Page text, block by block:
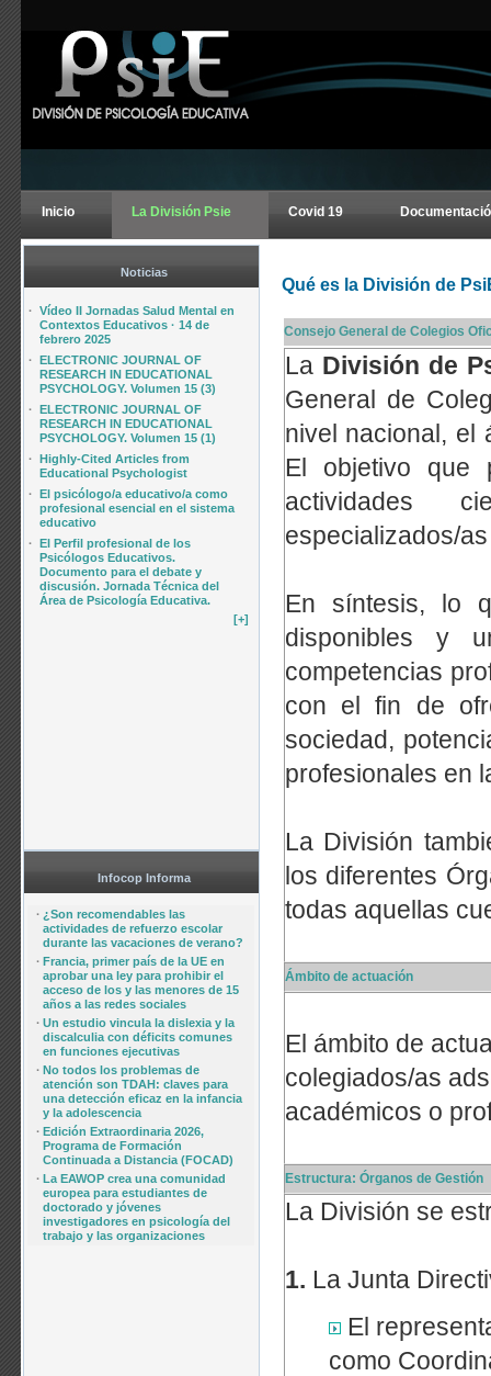
Inicio La División Psie Covid 19
Noticias
· Vídeo II Jornadas Salud Mental en
Contextos Educativos · 14 de
febrero 2025
· ELECTRONIC JOURNAL OF
RESEARCH IN EDUCATIONAL
PSYCHOLOGY. Volumen 15 (3)
· ELECTRONIC JOURNAL OF
RESEARCH IN EDUCATIONAL
PSYCHOLOGY. Volumen 15 (1)
· Highly-Cited Articles from
Educational Psychologist
· El psicólogo/a educativo/a como
profesional esencial en el sistema
educativo
· El Perfil profesional de los
Psicólogos Educativos.
Documento para el debate y
discusión. Jornada Técnica del
Área de Psicología Educativa.
[+]
Infocop Informa
· ¿Son recomendables las
actividades de refuerzo escolar
durante las vacaciones de verano?
· Francia, primer país de la UE en
aprobar una ley para prohibir el
acceso de los y las menores de 15
años a las redes sociales
· Un estudio vincula la dislexia y la
discalculia con déficits comunes
en funciones ejecutivas
· No todos los problemas de
atención son TDAH: claves para
una detección eficaz en la infancia
y la adolescencia
· Edición Extraordinaria 2026,
Programa de Formación
Continuada a Distancia (FOCAD)
· La EAWOP crea una comunidad
europea para estudiantes de
doctorado y jóvenes
investigadores en psicología del
trabajo y las organizaciones
Qué es la División de
Consejo General de Colegios
La División de
General de
nivel nacional, el
El objetivo que
actividades
especializados/
En síntesis, lo
disponibles y
competencias
con el fin de
sociedad,
profesionales en
La División
los diferentes
todas aquellas
Ámbito de actuación
El ámbito de
colegiados/as
académicos o
Estructura: Órganos de Gestión
La División se
1. La Junta
El
como